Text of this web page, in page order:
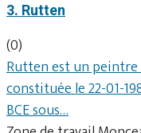
3. Rutten
(0)
Rutten est un peintre
constituée le 22-01-
BCE sous…